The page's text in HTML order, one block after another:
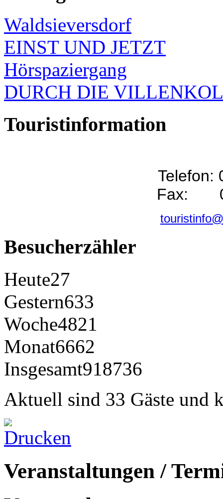
Waldsieversdorf
EINST UND JETZT
Hörspaziergang
DURCH DIE
Touristinformation
Telefon:
Fax:
Besucherzähler
Heute27
Gestern633
Woche4821
Monat6662
Insgesamt918736
Aktuell sind 33 Gäste und
Veranstaltungen /